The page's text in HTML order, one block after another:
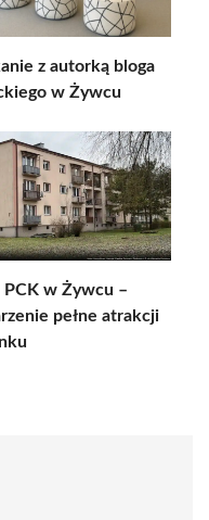
z autorką bloga
w Żywcu
PCK w Żywcu –
pełne atrakcji